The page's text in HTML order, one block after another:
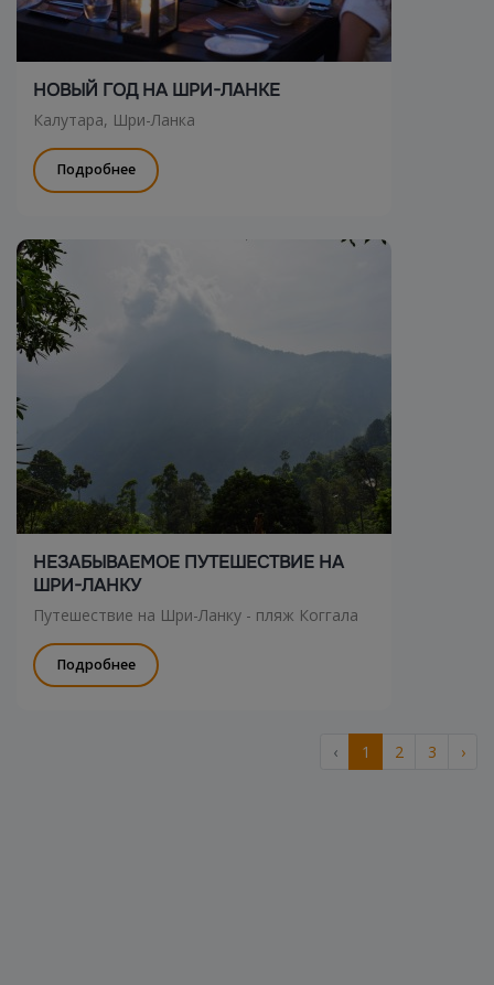
НОВЫЙ ГОД НА ШРИ-ЛАНКЕ
Калутара, Шри-Ланка
Подробнее
НЕЗАБЫВАЕМОЕ ПУТЕШЕСТВИЕ НА
ШРИ-ЛАНКУ
Путешествие на Шри-Ланку - пляж Коггала
Подробнее
‹ 1 2 3 ›